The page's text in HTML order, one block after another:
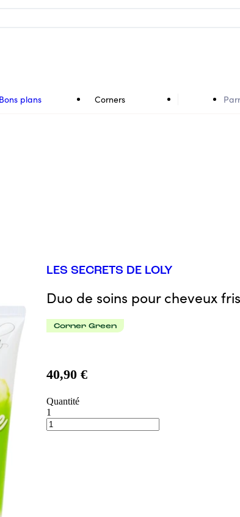
Bons plans Corners
LES SECRETS DE LOLY
Duo de soins pour cheveux
Corner Green
40,90 €
Quantité
1